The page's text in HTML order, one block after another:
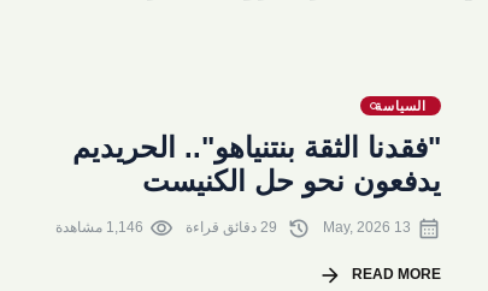
السياسة
"فقدنا الثقة بنتنياهو".. الحريديم
يدفعون نحو حل الكنيست
calendar_month
13 May, 2026
history
visibility 1,146 مشاهدة
READ MORE
arrow_forward